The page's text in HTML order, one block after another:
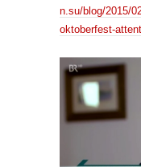
n.su/blog/2015/
oktoberfest-